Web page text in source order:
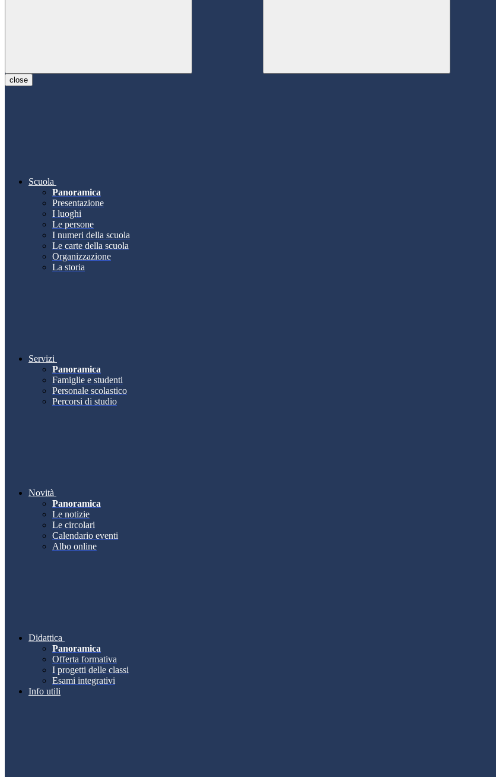
close
Scuola
Panoramica
Presentazione
I luoghi
Le persone
I numeri della scuola
Le carte della scuola
Organizzazione
La storia
Servizi
Panoramica
Famiglie e studenti
Personale scolastico
Percorsi di studio
Novità
Panoramica
Le notizie
Le circolari
Calendario eventi
Albo online
Didattica
Panoramica
Offerta formativa
I progetti delle classi
Esami integrativi
Info utili